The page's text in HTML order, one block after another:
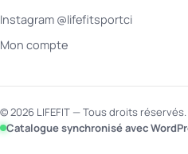
Instagram @lifefitsportci
Mon compte
© 2026 LIFEFIT — Tous droits réservés.
Catalogue synchronisé avec